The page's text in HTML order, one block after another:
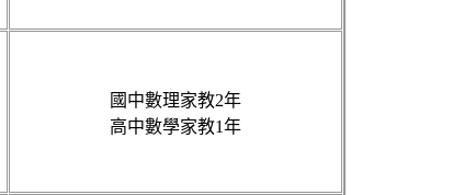
國中數理家教2年
高中數學家教1年